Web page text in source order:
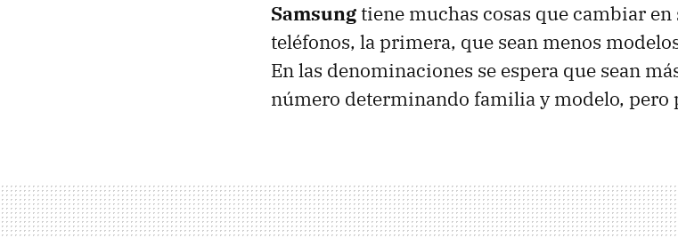
Samsung tiene muchas cosas que cambiar
teléfonos, la primera, que sean menos
En las denominaciones se espera que sean
número determinando familia y modelo, pero